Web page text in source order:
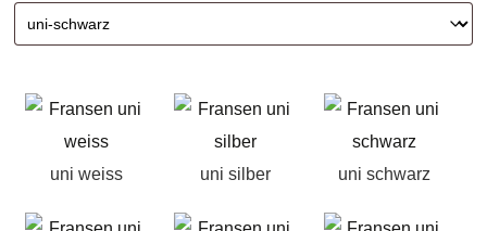
uni weiss uni silber uni schwarz